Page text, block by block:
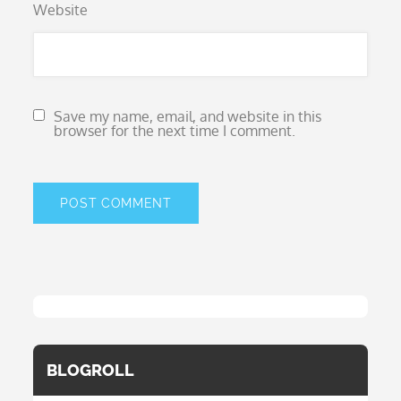
Website
Save my name, email, and website in this
browser for the next time I comment.
BLOGROLL